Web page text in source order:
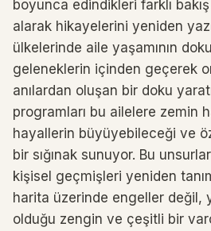
boyunca edindikleri farklı
alarak hikayelerini yeniden
ülkelerinde aile yaşamının
geleneklerin içinden geçerek
anılardan oluşan bir doku
programları bu ailelere zemin
hayallerin büyüyebileceği ve
bir sığınak sunuyor. Bu
kişisel geçmişleri yeniden
harita üzerinde engeller değil,
olduğu zengin ve çeşitli bir